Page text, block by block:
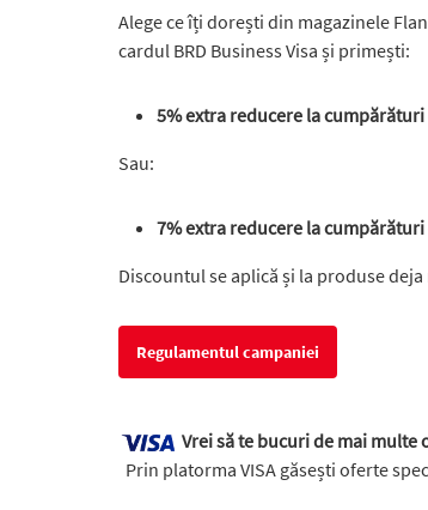
Alege ce îți dorești din magazinele
cardul BRD Business Visa și primești:
5% extra reducere la
Sau:
7% extra reducere la
Discountul se aplică și la produse deja
Regulamentul campaniei
Vrei să te bucuri de mai multe
Prin platorma VISA găsești oferte